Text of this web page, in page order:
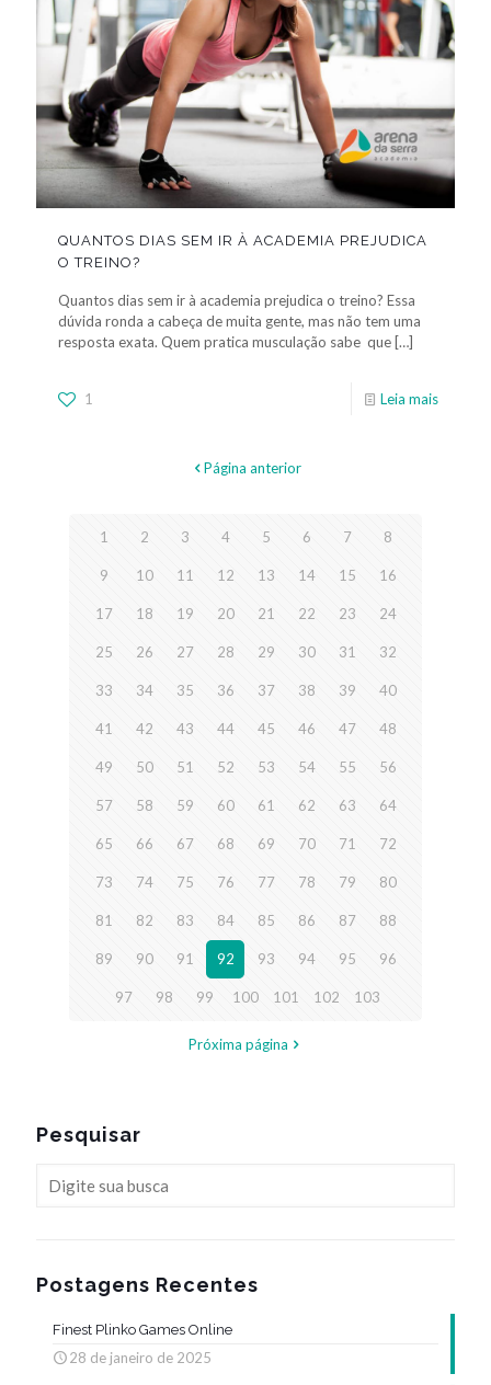
QUANTOS DIAS SEM IR À ACADEMIA PREJUDICA
O TREINO?
Quantos dias sem ir à academia prejudica o treino? Essa
dúvida ronda a cabeça de muita gente, mas não tem uma
resposta exata. Quem pratica musculação sabe que […]
1 Leia mais
Página anterior
1 2 3 4 5 6 7 8
9 10 11 12 13 14 15 16
17 18 19 20 21 22 23 24
25 26 27 28 29 30 31 32
33 34 35 36 37 38 39 40
41 42 43 44 45 46 47 48
49 50 51 52 53 54 55 56
57 58 59 60 61 62 63 64
65 66 67 68 69 70 71 72
73 74 75 76 77 78 79 80
81 82 83 84 85 86 87 88
89 90 91 92 93 94 95 96
97 98 99 100 101 102 103
Próxima página
Pesquisar
Postagens Recentes
Finest Plinko Games Online
28 de janeiro de 2025